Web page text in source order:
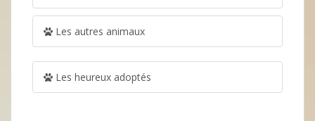
Les autres animaux
Les heureux adoptés